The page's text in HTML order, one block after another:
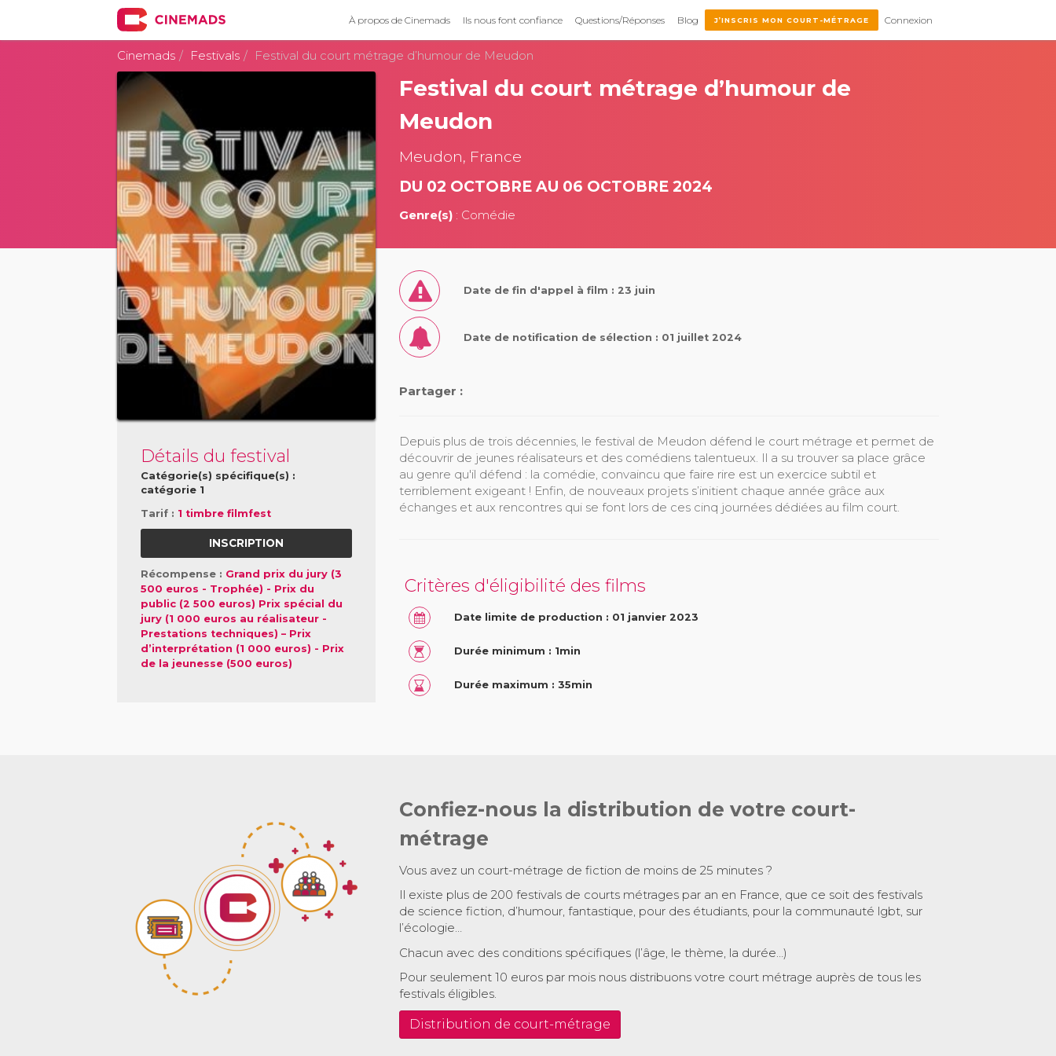
À propos de Cinemads Ils nous font confiance Questions/Réponses Blog J’INSCRIS MON COURT-MÉTRAGE Connexion
Cinemads Festivals Festival du court métrage d’humour de Meudon
Détails du festival
Catégorie(s) spécifique(s) :
catégorie 1
Tarif : 1 timbre filmfest
INSCRIPTION
Récompense : Grand prix du jury (3
500 euros - Trophée) - Prix du
public (2 500 euros) Prix spécial du
jury (1 000 euros au réalisateur -
Prestations techniques) – Prix
d’interprétation (1 000 euros) - Prix
de la jeunesse (500 euros)
Festival du court métrage d’humour de
Meudon
Meudon, France
DU 02 OCTOBRE AU 06 OCTOBRE 2024
Genre(s): Comédie
Date de fin d'appel à film : 23 juin
Date de notification de sélection : 01 juillet 2024
Partager :
Depuis plus de trois décennies, le festival de Meudon défend le court métrage et permet de
découvrir de jeunes réalisateurs et des comédiens talentueux. Il a su trouver sa place grâce
au genre qu'il défend : la comédie, convaincu que faire rire est un exercice subtil et
terriblement exigeant ! Enfin, de nouveaux projets s’initient chaque année grâce aux
échanges et aux rencontres qui se font lors de ces cinq journées dédiées au film court.
Critères d'éligibilité des films
Date limite de production : 01 janvier 2023
Durée minimum : 1min
Durée maximum : 35min
Confiez-nous la distribution de votre court-
métrage
Vous avez un court-métrage de fiction de moins de 25 minutes ?
Il existe plus de 200 festivals de courts métrages par an en France, que ce soit des festivals
de science fiction, d’humour, fantastique, pour des étudiants, pour la communauté lgbt, sur
l’écologie…
Chacun avec des conditions spécifiques (l’âge, le thème, la durée…)
Pour seulement 10 euros par mois nous distribuons votre court métrage auprès de tous les
festivals éligibles.
Distribution de court-métrage